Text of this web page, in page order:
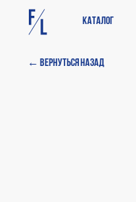
Каталог
← Вернуться назад